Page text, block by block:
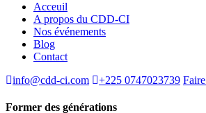
Acceuil
A propos du CDD-CI
Nos événements
Blog
Contact
info@cdd-ci.com
+225 0747023739
Former des générations